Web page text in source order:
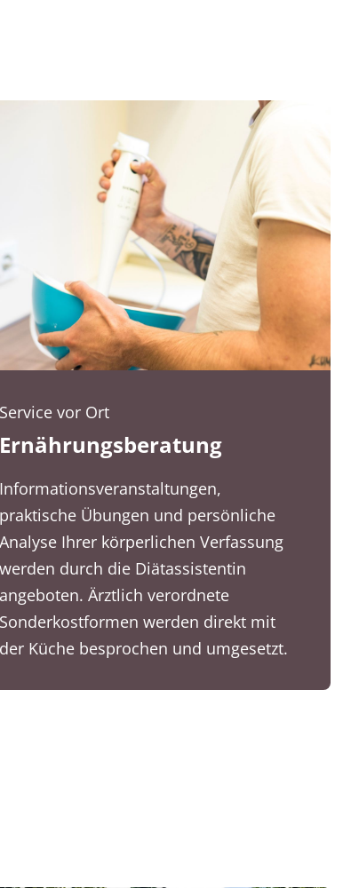
Service vor Ort
Ernährungsberatung
Informationsveranstaltungen,
praktische Übungen und persönliche
Analyse Ihrer körperlichen Verfassung
werden durch die Diätassistentin
angeboten. Ärztlich verordnete
Sonderkostformen werden direkt mit
der Küche besprochen und umgesetzt.